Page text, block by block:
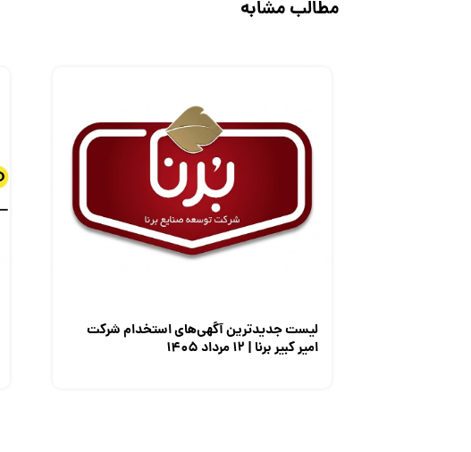
مطالب مشابه
لیست جدیدترین آگهی‌های استخدام شرکت
امیر کبیر برنا | ۱۲ مرداد ۱۴۰۵